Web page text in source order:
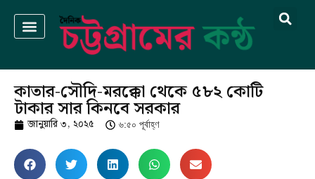
কাতার-সৌদি-মরক্কো থেকে ৫৮২ কোটি
টাকার সার কিনবে সরকার
জানুয়ারি ৩, ২০২৫ ৬:৫০ পূর্বাহ্ণ